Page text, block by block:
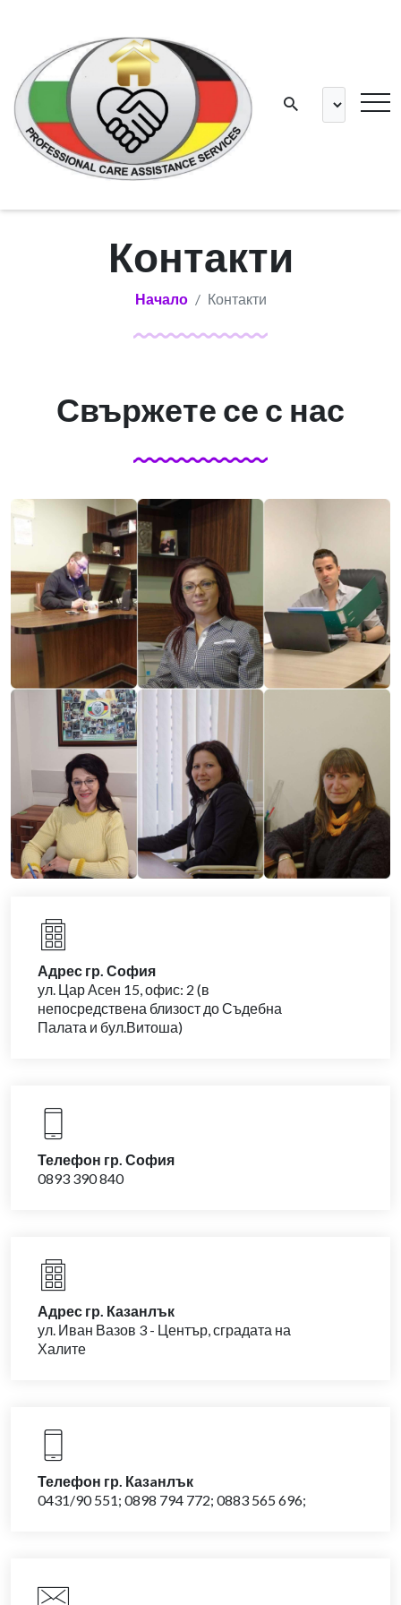
Контакти
Начало Контакти
Свържете се с нас
Адрес гр. София
ул. Цар Асен 15, офис: 2 (в
непосредствена близост до Съдебна
Палата и бул.Витоша)
Телефон гр. София
0893 390 840
Адрес гр. Казанлък
ул. Иван Вазов 3 - Център, сградата на
Халите
Телефон гр. Казaнлък
0431/90 551; 0898 794 772; 0883 565 696;